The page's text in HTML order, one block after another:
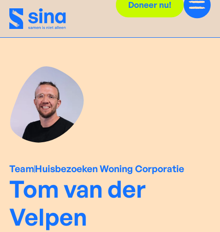
Doneer nu!
TeamHuisbezoeken Woning Corporatie
Tom van der
Velpen